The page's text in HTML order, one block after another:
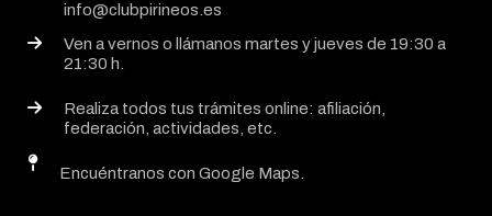
info@clubpirineos.es
Ven a vernos o llámanos martes y jueves de 19:30 a
21:30 h.
Realiza todos tus trámites online: afiliación,
federación, actividades, etc.
Encuéntranos con Google Maps.